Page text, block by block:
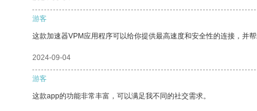
游客
这款加速器VPM应用程序可以给你提供最高速度和安全性的连接，并帮
2024-09-04
游客
这款app的功能非常丰富，可以满足我不同的社交需求。